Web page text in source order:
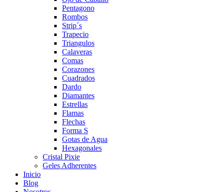
Pentagono
Rombos
Strip´s
Trapecio
Triangulos
Calaveras
Comas
Corazones
Cuadrados
Dardo
Diamantes
Estrellas
Flamas
Flechas
Forma S
Gotas de Agua
Hexagonales
Cristal Pixie
Geles Adherentes
Inicio
Blog